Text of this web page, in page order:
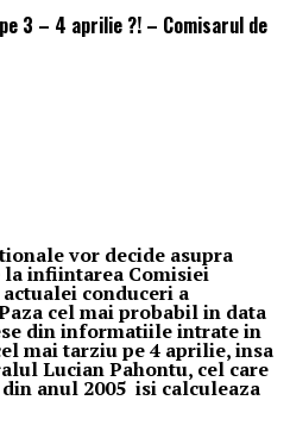
3 – 4 aprilie ?! – Comisarul de
vor decide asupra
infiintarea Comisiei
conduceri a
cel mai probabil in data
din informatiile intrate in
mai tarziu pe 4 aprilie, insa
Lucian Pahontu, cel care
anul 2005 isi calculeaza